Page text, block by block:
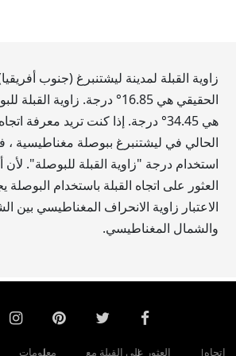
زاوية القبلة لمدينة ليشتنبرغ (جنوب
الحقيقي هي16.85° درجة. زاوية القبلة
هي34.45° درجة. إذا كنت تريد معرفة
الحالي في ليشتنبرغ ببوصلة مغناطيسية ،
استخدام درجة "زاوية القبلة للبوصلة". لأن
العثور على اتجاه القبلة باستخدام
الاعتبار زاوية الانحراف المغناطيسي بين
والشمال المغناطيسي.
اتجاه العثور على القبلة مع معلومات